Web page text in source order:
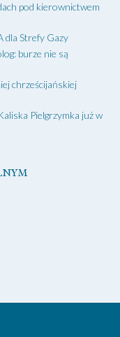
pod kierownictwem
dla Strefy Gazy
burze nie są
chrześcijańskiej
Pielgrzymka już w